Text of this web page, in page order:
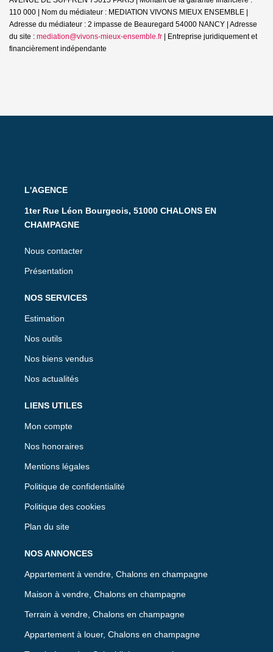
110 000 | Nom du médiateur : MEDIATION VIVONS MIEUX ENSEMBLE |
Adresse du médiateur : 2 impasse de Beauregard 54000 NANCY | Adresse
du site : mediation@vivons-mieux-ensemble.fr | Entreprise juridiquement et
financièrement indépendante
L'AGENCE
1ter Rue Léon Bourgeois, 51000 CHALONS EN
CHAMPAGNE
Nous contacter
Présentation
NOS SERVICES
Estimation
Nos outils
Nos biens vendus
Nos actualités
LIENS UTILES
Mon compte
Nos honoraires
Mentions légales
Politique de confidentialité
Politique des cookies
Plan du site
NOS ANNONCES
Appartement à vendre, Chalons en champagne
Maison à vendre, Chalons en champagne
Terrain à vendre, Chalons en champagne
Appartement à louer, Chalons en champagne